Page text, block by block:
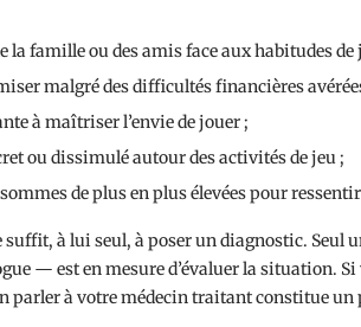
la famille ou des amis face aux habitudes de
malgré des difficultés financières
à maîtriser l’envie de jouer ;
ou dissimulé autour des activités de jeu ;
de plus en plus élevées pour
suffit, à lui seul, à poser un diagnostic.
— est en mesure d’évaluer la situation.
parler à votre médecin traitant constitue